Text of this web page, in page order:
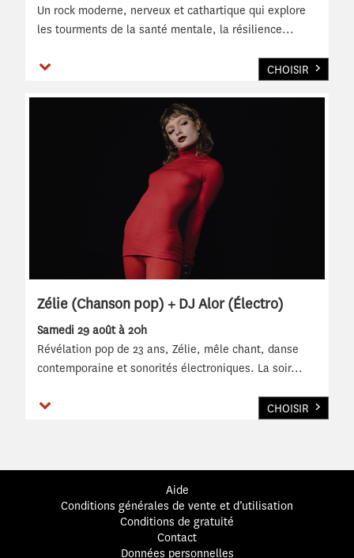
Un rock moderne, nerveux et cathartique qui explore
les tourments de la santé mentale, la résilience...
Voir plus
CHOISIR
Zélie (Chanson pop) + DJ Alor (Électro)
Samedi 29 août à 20h
Révélation pop de 23 ans, Zélie, mêle chant, danse
contemporaine et sonorités électroniques. La soir...
Voir plus
CHOISIR
Aide
Conditions générales de vente et d’utilisation
Conditions de gratuité
Contact
Données personnelles